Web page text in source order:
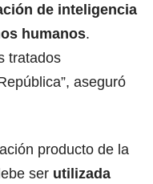
de inteligencia
humanos.
tratados
aseguró
producto de la
ser utilizada